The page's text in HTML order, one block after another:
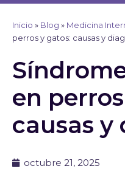
Ir
contenido
Inicio » Blog » Medicina
perros y gatos: causas y
en
causas y
octubre 21, 2025